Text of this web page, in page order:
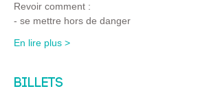
Revoir comment :
- se mettre hors de danger
En lire plus >
Billets